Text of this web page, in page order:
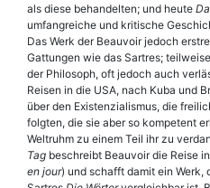
als diese behandelten; und heute
umfangreiche und kritische
Das Werk der Beauvoir jedoch
Gattungen wie das Sartres;
der Philosoph, oft jedoch auch
Reisen in die USA, nach Kuba und
über den Existenzialismus, die
folgten, die sie aber so kompetent
Weltruhm zu einem Teil ihr zu
Tag beschreibt Beauvoir die Reise
en jour) und schafft damit ein Werk,